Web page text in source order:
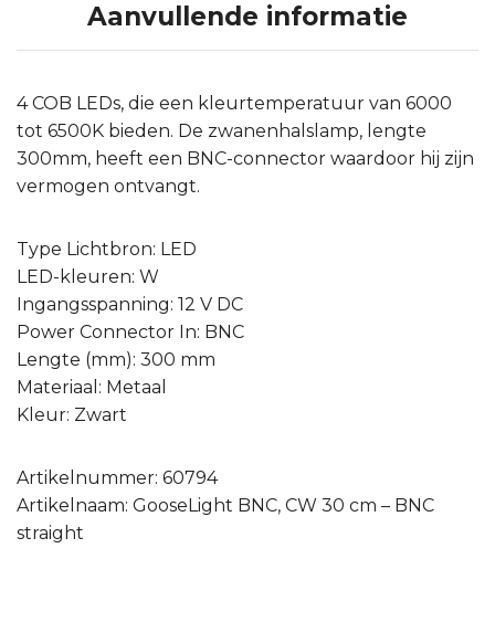
Aanvullende informatie
4 COB LEDs, die een kleurtemperatuur van 6000
tot 6500K bieden. De zwanenhalslamp, lengte
300mm, heeft een BNC-connector waardoor hij zijn
vermogen ontvangt.
Type Lichtbron: LED
LED-kleuren: W
Ingangsspanning: 12 V DC
Power Connector In: BNC
Lengte (mm): 300 mm
Materiaal: Metaal
Kleur: Zwart
Artikelnummer: 60794
Artikelnaam: GooseLight BNC, CW 30 cm – BNC
straight